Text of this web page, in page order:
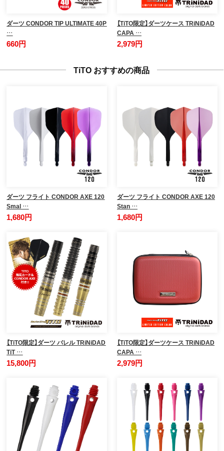
ダーツ CONDOR TIP ULTIMATE 40P
…
660円
【TiTO限定】ダーツケース TRiNiDAD
CAPA …
2,979円
TiTO おすすめの商品
ダーツ フライト CONDOR AXE 120
Smal …
1,680円
ダーツ フライト CONDOR AXE 120
Stan …
1,680円
【TiTO限定】ダーツ バレル TRiNiDAD
TiT …
15,800円
【TiTO限定】ダーツケース TRiNiDAD
CAPA …
2,979円